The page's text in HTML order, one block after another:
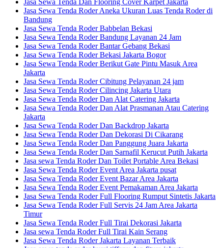
Jasa Sewa Tenda Roder Aneka Ukuran Luas Tenda Roder di
Bandung
Jasa Sewa Tenda Roder Babbelan Bekasi
Jasa Sewa Tenda Roder Bandung Layanan 24 Jam
Jasa Sewa Tenda Roder Bantar Gebang Bekasi
Jasa Sewa Tenda Roder Bekasi Jakarta Bogor
Jasa Sewa Tenda Roder Berikut Gate Pintu Masuk Area
Jakarta
Jasa Sewa Tenda Roder Cibitung Pelayanan 24 jam
Jasa Sewa Tenda Roder Cilincing Jakarta Utara
Jasa Sewa Tenda Roder Dan Alat Catering Jakarta
Jasa Sewa Tenda Roder Dan Alat Prasmanan Atau Catering
Jakarta
Jasa Sewa Tenda Roder Dan Backdrop Jakarta
Jasa Sewa Tenda Roder Dan Dekorasi Di Cikarang
Jasa Sewa Tenda Roder Dan Panggung Juara Jakarta
Jasa Sewa Tenda Roder Dan Sarnafil Kerucut Putih Jakarta
Jasa sewa Tenda Roder Dan Toilet Portable Area Bekasi
Jasa Sewa Tenda Roder Event Area Jakarta pusat
Jasa Sewa Tenda Roder Event Bazar Area Jakarta
Jasa Sewa Tenda Roder Event Pemakaman Area Jakarta
Jasa Sewa Tenda Roder Full Flooring Rumput Sintetis Jakarta
Jasa Sewa Tenda Roder Full Servis 24 Jam Area Jakarta
Timur
Jasa Sewa Tenda Roder Full Tirai Dekorasi Jakarta
Jasa sewa Tenda Roder Full Tirai Kain Serang
Jasa Sewa Tenda Roder Jakarta Layanan Terbaik